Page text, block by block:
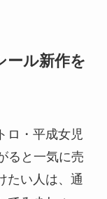
ール新作を
ロ・平成女児
ると一気に売
たい人は、通